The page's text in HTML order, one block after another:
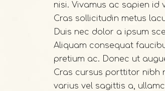
nisi. Vivamus ac sapien id
Cras sollicitudin metus
Duis nec dolor a ipsum
Aliquam consequat
pretium ac. Donec ut
Cras cursus porttitor nibh
varius vel sagittis a,